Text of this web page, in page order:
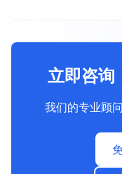
立即咨询
我们的专业顾